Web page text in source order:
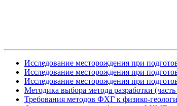
Исследование месторождения при
Исследование месторождения при
Исследование месторождения при
Методика выбора метода разработки
Требования методов ФХГ к физико-